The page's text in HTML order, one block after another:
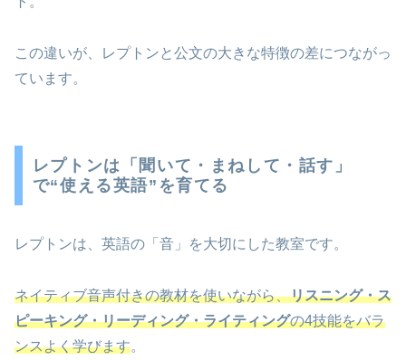
この違いが、レプトンと公文の大きな特徴の差につながっ
ています。
レプトンは「聞いて・まねして・話す」
で“使える英語”を育てる
レプトンは、英語の「音」を大切にした教室です。
ネイティブ音声付きの教材を使いながら、リスニング・ス
ピーキング・リーディング・ライティングの4技能をバラ
ンスよく学びます。